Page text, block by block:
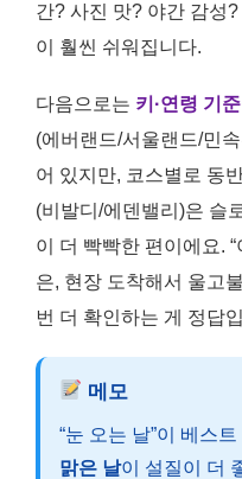
간? 사진 맛? 야간 감성
이 훨씬 쉬워집니다.
다음으로는 키·연령 기준
(에버랜드/서울랜드/민
어 있지만, 코스별로 동
(비발디/에덴밸리)은 슬
이 더 빡빡한 편이에요.
은, 현장 도착해서 울고
번 더 확인하는 게 정답
메모
“눈 오는 날”이 베스
맑은 날이 설질이 더